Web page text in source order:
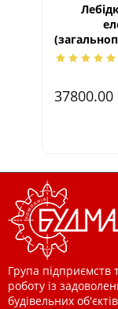
37800.00
Група
роботу із
будівельних